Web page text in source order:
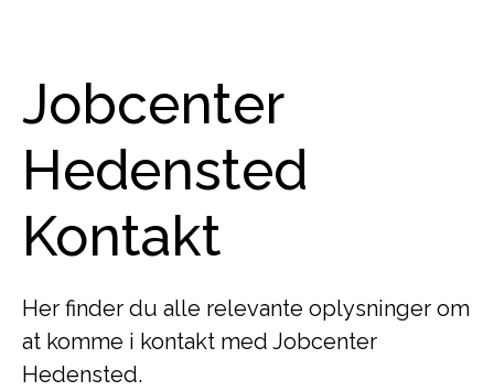
Jobcenter
Hedensted
Kontakt
Her finder du alle relevante oplysninger om
at komme i kontakt med Jobcenter
Hedensted.